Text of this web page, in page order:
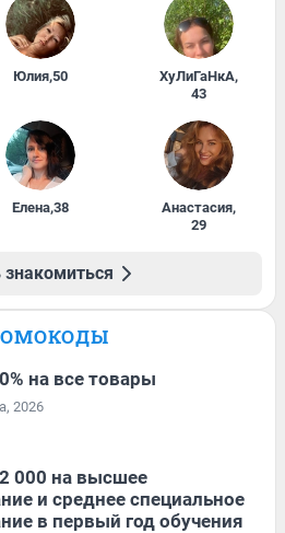
Юлия,50 ХуЛиГаНкА,
43
Елена,38 Анастасия,
29
знакомиться
на все товары
2026
000 на высшее
и среднее специальное
в первый год обучения